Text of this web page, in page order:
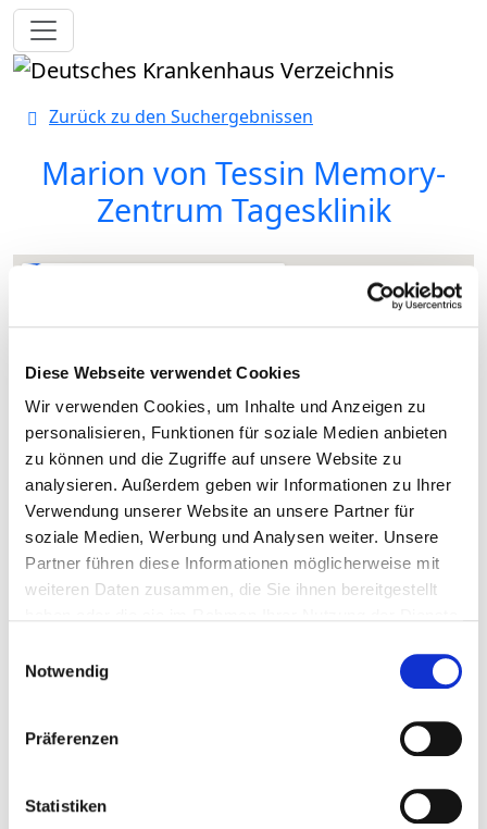
Diese Webseite verwendet Cookies
Wir verwenden Cookies, um Inhalte und Anzeigen zu
personalisieren, Funktionen für soziale Medien anbieten
zu können und die Zugriffe auf unsere Website zu
analysieren. Außerdem geben wir Informationen zu Ihrer
Verwendung unserer Website an unsere Partner für
soziale Medien, Werbung und Analysen weiter. Unsere
Partner führen diese Informationen möglicherweise mit
weiteren Daten zusammen, die Sie ihnen bereitgestellt
Notwendig
Präferenzen
Statistiken
Toggle navigation
Zurück zu den Suchergebnissen
Marion von Tessin Memory-
Zentrum Tagesklinik
Tel.:089-2154321-0
https://www.mvt-zentrum.de/